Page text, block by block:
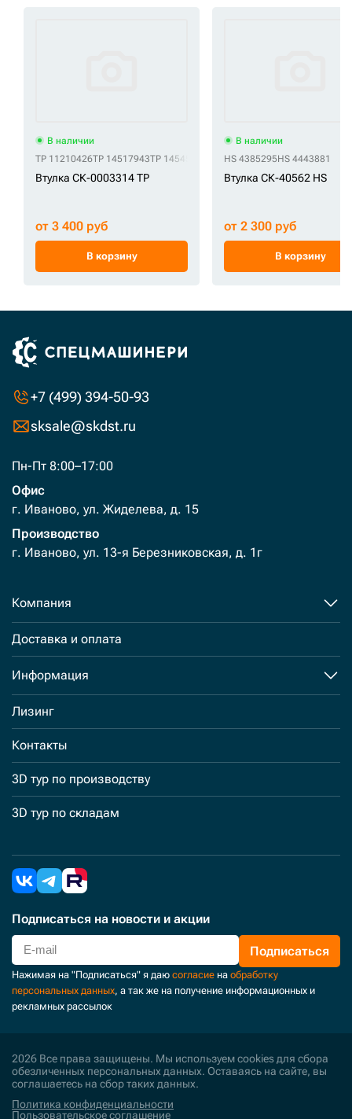
В наличии
TP 11210426TP 14517943TP 14545619 TP 2417379TP 241-7379TP
Втулка СК-0003314 TP
от 3 400 руб
В корзину
В наличии
HS 4385295HS 4443881
Втулка СК-40562 HS
от 2 300 руб
В корзину
+7 (499) 394-50-93
sksale@skdst.ru
Пн-Пт 8:00–17:00
Офис
г. Иваново, ул. Жиделева, д. 15
Производство
г. Иваново, ул. 13-я Березниковская, д. 1г
Компания
Доставка и оплата
Информация
Лизинг
Контакты
3D тур по производству
3D тур по складам
Подписаться на новости и акции
Подписаться
Нажимая на "Подписаться" я даю согласие на обработку
персональных данных, а так же на получение информационных и
рекламных рассылок
2026 Все права защищены. Мы используем cookies для сбора
обезличенных персональных данных. Оставаясь на сайте, вы
соглашаетесь на сбор таких данных.
Политика конфиденциальности
Пользовательское соглашение